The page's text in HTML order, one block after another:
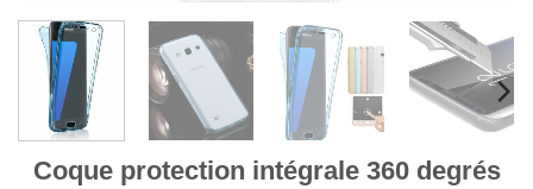
Coque protection intégrale 360 degrés